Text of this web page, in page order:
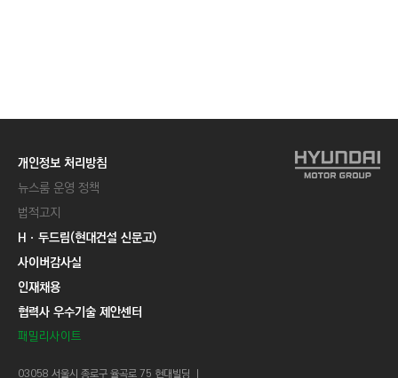
개인정보 처리방침
뉴스룸 운영 정책
법적고지
Hㆍ두드림(현대건설 신문고)
사이버감사실
인재채용
협력사 우수기술 제안센터
패밀리사이트
03058 서울시 종로구 율곡로 75 현대빌딩 ㅣ